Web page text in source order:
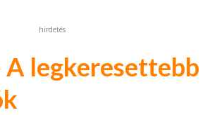
hirdetés
A legkeresettebb